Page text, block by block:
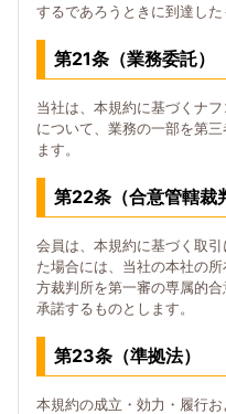
するであろうときに到達した
第21条（業務委託）
当社は、本規約に基づくナ
について、業務の一部を第
ます。
第22条（合意管轄裁
会員は、本規約に基づく取
た場合には、当社の本社の
方裁判所を第一審の専属的
承諾するものとします。
第23条（準拠法）
本規約の成立・効力・履行